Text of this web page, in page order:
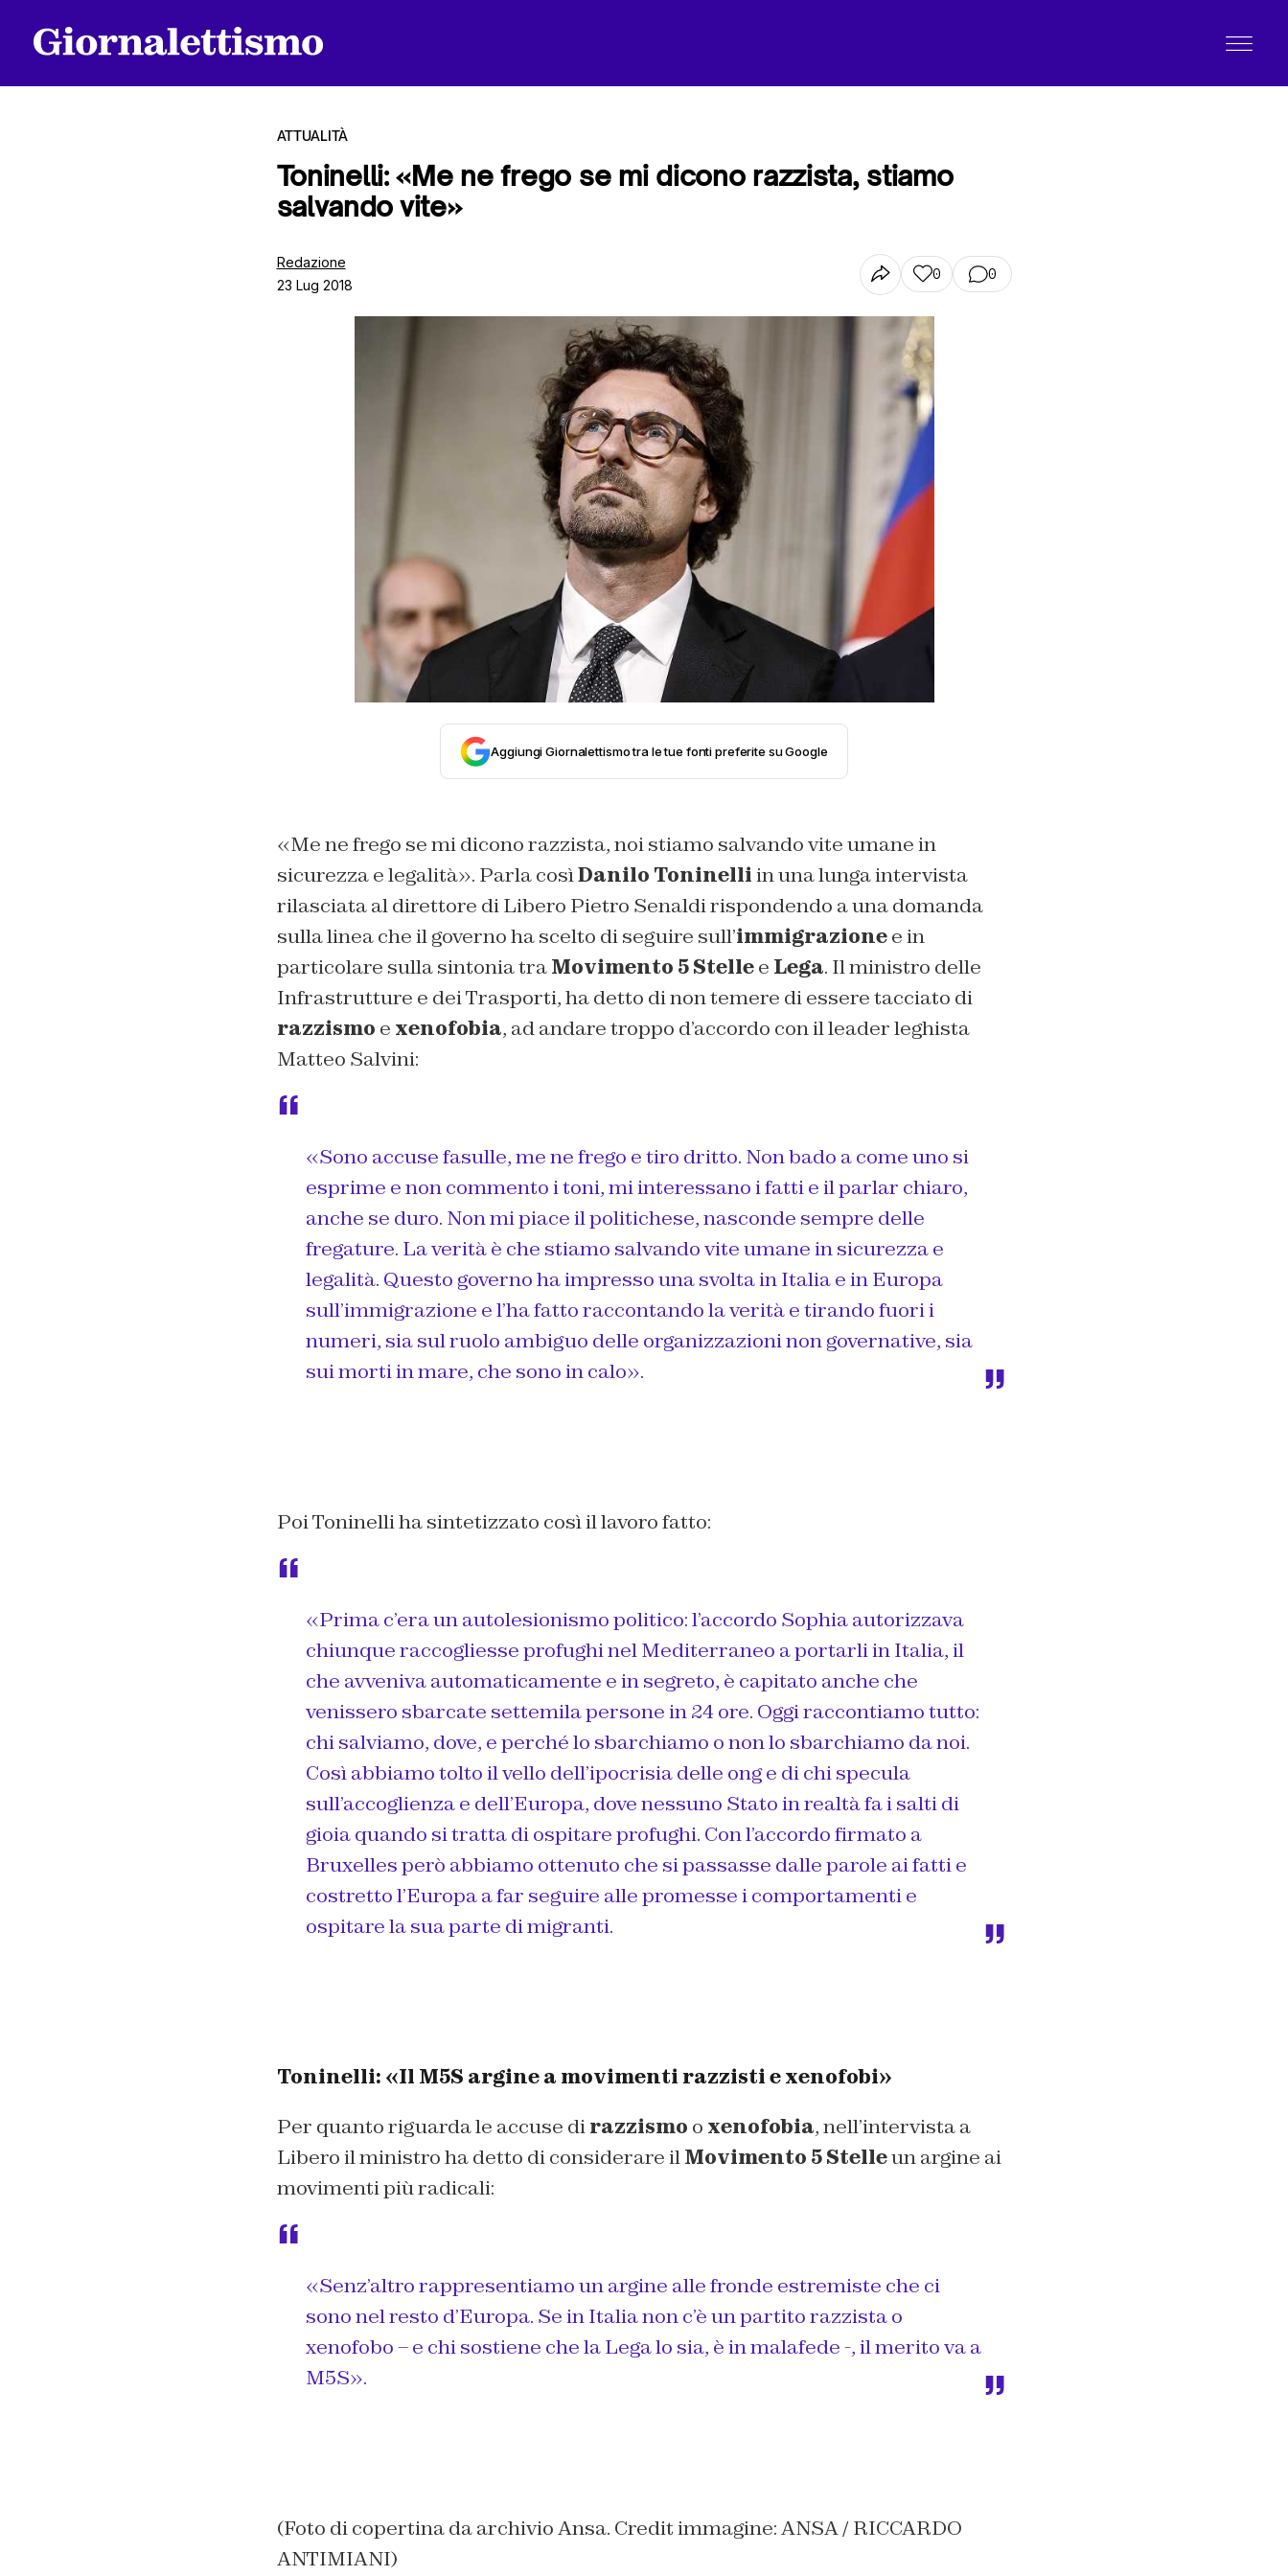
ATTUALITÀ
Toninelli: «Me ne frego se mi dicono razzista, stiamo
salvando vite»
Redazione
23 Lug 2018
0 0
Aggiungi Giornalettismo tra le tue fonti preferite su Google
«Me ne frego se mi dicono razzista, noi stiamo salvando vite umane in
sicurezza e legalità». Parla cosìDanilo Toninelliin una lunga intervista
rilasciata al direttore di Libero Pietro Senaldi rispondendo a una domanda
sulla linea che il governo ha scelto di seguire sull’immigrazionee in
particolare sulla sintonia traMovimento 5 Stellee Lega. Il ministro delle
Infrastrutture e dei Trasporti, ha detto di non temere di essere tacciato di
razzismo e xenofobia, ad andare troppo d’accordo con il leader leghista
Matteo Salvini:
«Sono accuse fasulle, me ne frego e tiro dritto. Non bado a come uno si
esprime e non commento i toni, mi interessano i fatti e il parlar chiaro,
anche se duro. Non mi piace il politichese, nasconde sempre delle
fregature. La verità è che stiamo salvando vite umane in sicurezza e
legalità. Questo governo ha impresso una svolta in Italia e in Europa
sull’immigrazione e l’ha fatto raccontando la verità e tirando fuori i
numeri, sia sul ruolo ambiguo delle organizzazioni non governative, sia
sui morti in mare, che sono in calo».
Poi Toninelli ha sintetizzato così il lavoro fatto:
«Prima c’era un autolesionismo politico: l’accordo Sophia autorizzava
chiunque raccogliesse profughi nel Mediterraneo a portarli in Italia, il
che avveniva automaticamente e in segreto, è capitato anche che
venissero sbarcate settemila persone in 24 ore. Oggi raccontiamo tutto:
chi salviamo, dove, e perché lo sbarchiamo o non lo sbarchiamo da noi.
Così abbiamo tolto il vello dell’ipocrisia delle ong e di chi specula
sull’accoglienza e dell’Europa, dove nessuno Stato in realtà fa i salti di
gioia quando si tratta di ospitare profughi. Con l’accordo firmato a
Bruxelles però abbiamo ottenuto che si passasse dalle parole ai fatti e
costretto l’Europa a far seguire alle promesse i comportamenti e
ospitare la sua parte di migranti.
Toninelli: «Il M5S argine a movimenti razzisti e xenofobi»
Per quanto riguarda le accuse dirazzismo o xenofobia, nell’intervista a
Libero il ministro ha detto di considerare ilMovimento 5 Stelleun argine ai
movimenti più radicali:
«Senz’altro rappresentiamo un argine alle fronde estremiste che ci
sono nel resto d’Europa. Se in Italia non c’è un partito razzista o
xenofobo – e chi sostiene che la Lega lo sia, è in malafede -, il merito va a
M5S».
(Foto di copertina da archivio Ansa. Credit immagine: ANSA / RICCARDO
ANTIMIANI)